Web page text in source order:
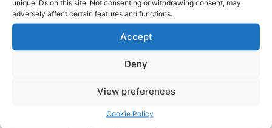
unique IDs on this site. Not consenting or withdrawing consent, may
adversely affect certain features and functions.
Accept
Deny
View preferences
Cookie Policy
Jaylen Hands. Οι δυο τους δεν συναντήθηκαν εκεί, αλλά
θα βρεθούν συμπαίκτες στον ΠΑΟΚ mateco! «ΟHands
πήγε λίγο μετά την αποχώρησή μου και δεν
παίκτης και χαίρομαι που θα είμαστε συμπαίκτες
σχολίασε ο Darko-Kelly.
7.Η Φιλανδία και οι Helsinki Seagulls ήταν η πρώτη του